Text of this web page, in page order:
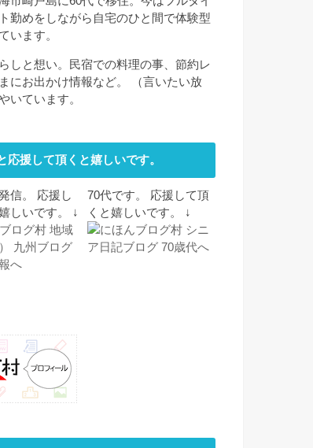
勤めをしながら自宅のひと間で体験型
います。
しと想い。民宿での料理の事、節約レ
にお出かけ情報など。 （言いたい放
いています。
応援して頂くと嬉しいです。
信。 応援し
しいです。 ↓
70代です。 応援して頂
くと嬉しいです。 ↓